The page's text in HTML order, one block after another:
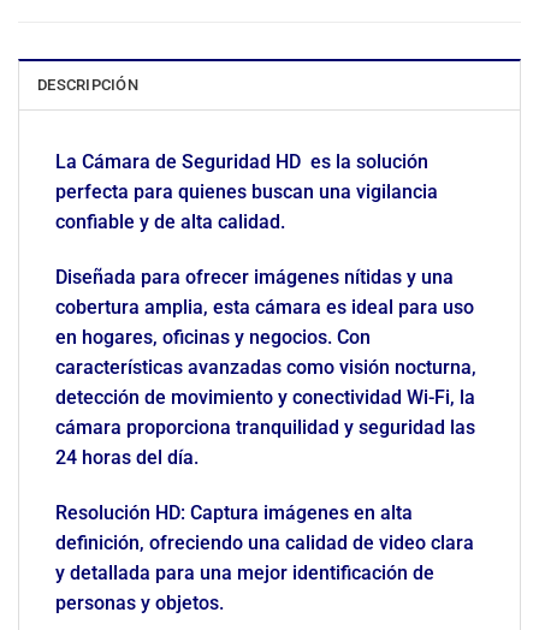
DESCRIPCIÓN
La Cámara de Seguridad HD es la solución
perfecta para quienes buscan una vigilancia
confiable y de alta calidad.
Diseñada para ofrecer imágenes nítidas y una
cobertura amplia, esta cámara es ideal para uso
en hogares, oficinas y negocios. Con
características avanzadas como visión nocturna,
detección de movimiento y conectividad Wi-Fi, la
cámara proporciona tranquilidad y seguridad las
24 horas del día.
Resolución HD: Captura imágenes en alta
definición, ofreciendo una calidad de video clara
y detallada para una mejor identificación de
personas y objetos.